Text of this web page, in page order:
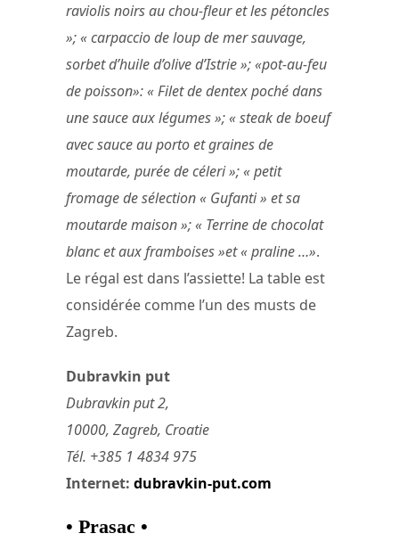
raviolis noirs au chou-fleur et les pétoncles
»; « carpaccio de loup de mer sauvage,
sorbet d’huile d’olive d’Istrie »; «pot-au-feu
de poisson»: « Filet de dentex poché dans
une sauce aux légumes »; « steak de boeuf
avec sauce au porto et graines de
moutarde, purée de céleri »; « petit
fromage de sélection « Gufanti » et sa
moutarde maison »; « Terrine de chocolat
blanc et aux framboises »et « praline …».
Le régal est dans l’assiette! La table est
considérée comme l’un des musts de
Zagreb.
Dubravkin put
Dubravkin put 2,
10000, Zagreb, Croatie
Tél. +385 1 4834 975
Internet: dubravkin-put.com
• Prasac •